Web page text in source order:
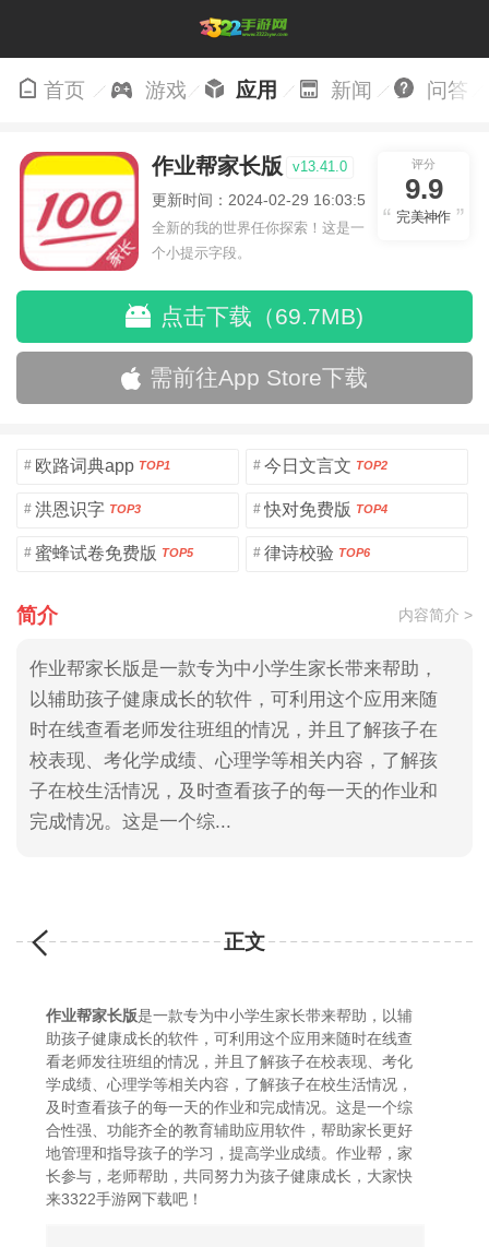
首页 游戏 应用 新闻 问答
作业帮家长版 v13.41.0
更新时间：2024-02-29 16:03:56
全新的我的世界任你探索！这是一
个小提示字段。
评分
9.9
完美神作
点击下载（69.7MB)
需前往App Store下载
# 欧路词典app TOP1 # 今日文言文 TOP2
# 洪恩识字 TOP3 # 快对免费版 TOP4
# 蜜蜂试卷免费版 TOP5 # 律诗校验 TOP6
简介 内容简介 >
作业帮家长版是一款专为中小学生家长带来帮助，
以辅助孩子健康成长的软件，可利用这个应用来随
时在线查看老师发往班组的情况，并且了解孩子在
校表现、考化学成绩、心理学等相关内容，了解孩
子在校生活情况，及时查看孩子的每一天的作业和
完成情况。这是一个综...
正文
作业帮家长版是一款专为中小学生家长带来帮助，以辅
助孩子健康成长的软件，可利用这个应用来随时在线查
看老师发往班组的情况，并且了解孩子在校表现、考化
学成绩、心理学等相关内容，了解孩子在校生活情况，
及时查看孩子的每一天的作业和完成情况。这是一个综
合性强、功能齐全的教育辅助应用软件，帮助家长更好
地管理和指导孩子的学习，提高学业成绩。作业帮，家
长参与，老师帮助，共同努力为孩子健康成长，大家快
来3322手游网下载吧！